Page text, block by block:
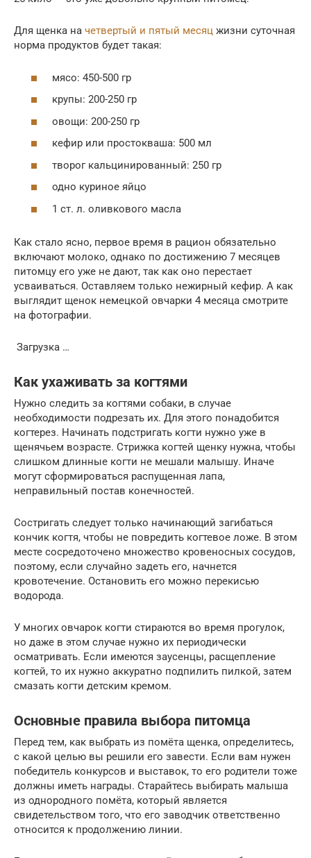
Для щенка на четвертый и пятый месяц жизни суточная
норма продуктов будет такая:
мясо: 450-500 гр
крупы: 200-250 гр
овощи: 200-250 гр
кефир или простокваша: 500 мл
творог кальцинированный: 250 гр
одно куриное яйцо
1 ст. л. оливкового масла
Как стало ясно, первое время в рацион обязательно
включают молоко, однако по достижению 7 месяцев
питомцу его уже не дают, так как оно перестает
усваиваться. Оставляем только нежирный кефир. А как
выглядит щенок немецкой овчарки 4 месяца смотрите
на фотографии.
Загрузка …
Как ухаживать за когтями
Нужно следить за когтями собаки, в случае
необходимости подрезать их. Для этого понадобится
когтерез. Начинать подстригать когти нужно уже в
щенячьем возрасте. Стрижка когтей щенку нужна, чтобы
слишком длинные когти не мешали малышу. Иначе
могут сформироваться распущенная лапа,
неправильный постав конечностей.
Состригать следует только начинающий загибаться
кончик когтя, чтобы не повредить когтевое ложе. В этом
месте сосредоточено множество кровеносных сосудов,
поэтому, если случайно задеть его, начнется
кровотечение. Остановить его можно перекисью
водорода.
У многих овчарок когти стираются во время прогулок,
но даже в этом случае нужно их периодически
осматривать. Если имеются заусенцы, расщепление
когтей, то их нужно аккуратно подпилить пилкой, затем
смазать когти детским кремом.
Основные правила выбора питомца
Перед тем, как выбрать из помёта щенка, определитесь,
с какой целью вы решили его завести. Если вам нужен
победитель конкурсов и выставок, то его родители тоже
должны иметь награды. Старайтесь выбирать малыша
из однородного помёта, который является
свидетельством того, что его заводчик ответственно
относится к продолжению линии.